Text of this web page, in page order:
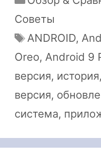
Советы
Метки
ANDROID,
Oreo, Android 9
версия, история,
версия,
система,